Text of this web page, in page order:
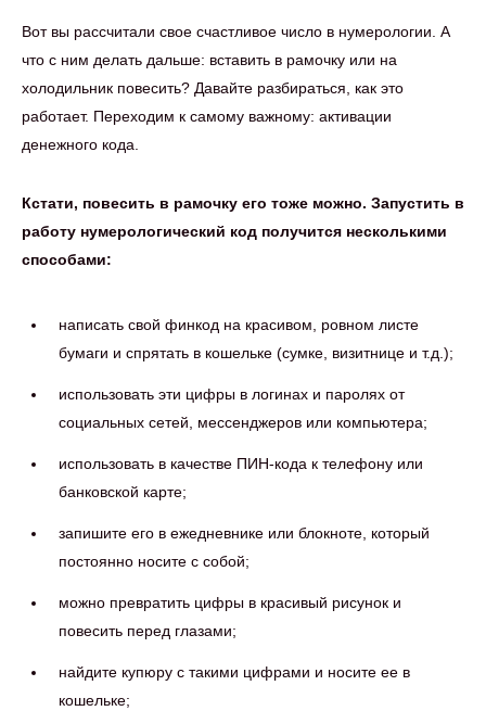
Вот вы рассчитали свое счастливое число в нумерологии. А
что с ним делать дальше: вставить в рамочку или на
холодильник повесить? Давайте разбираться, как это
работает. Переходим к самому важному: активации
денежного кода.
Кстати, повесить в рамочку его тоже можно. Запустить в
работу нумерологический код получится несколькими
способами:
написать свой финкод на красивом, ровном листе
бумаги и спрятать в кошельке (сумке, визитнице и т.д.);
использовать эти цифры в логинах и паролях от
социальных сетей, мессенджеров или компьютера;
использовать в качестве ПИН-кода к телефону или
банковской карте;
запишите его в ежедневнике или блокноте, который
постоянно носите с собой;
можно превратить цифры в красивый рисунок и
повесить перед глазами;
найдите купюру с такими цифрами и носите ее в
кошельке;